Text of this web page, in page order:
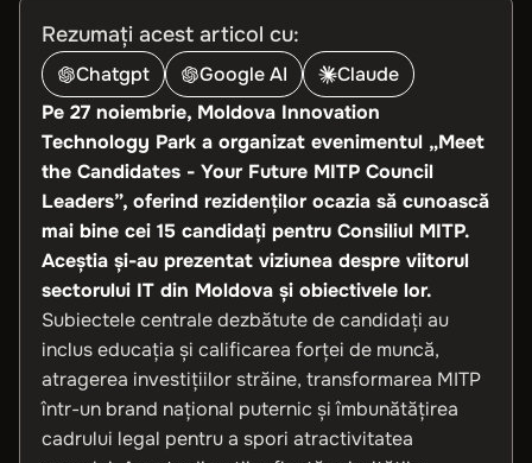
Rezumați acest articol cu:
Chatgpt Google AI
Claude
Pe 27 noiembrie, Moldova Innovation
Technology Park a organizat evenimentul „Meet
the Candidates - Your Future MITP Council
Leaders”, oferind rezidenților ocazia să cunoască
mai bine cei 15 candidați pentru Consiliul MITP.
Aceștia și-au prezentat viziunea despre viitorul
sectorului IT din Moldova și obiectivele lor.
Subiectele centrale dezbătute de candidați au
inclus educația și calificarea forței de muncă,
atragerea investițiilor străine, transformarea MITP
într-un brand național puternic și îmbunătățirea
cadrului legal pentru a spori atractivitatea